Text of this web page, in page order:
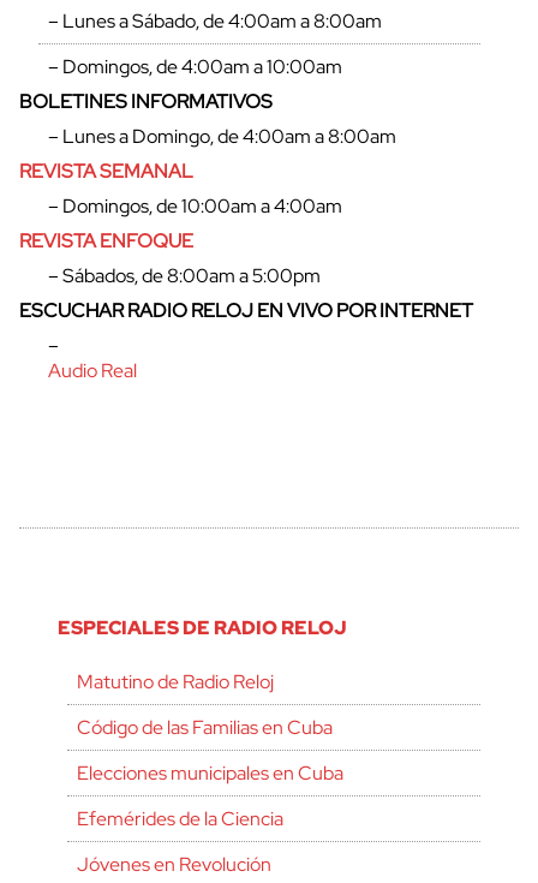
cerrar
– Lunes a Sábado, de 4:00am a 8:00am
– Domingos, de 4:00am a 10:00am
BOLETINES INFORMATIVOS
– Lunes a Domingo, de 4:00am a 8:00am
REVISTA SEMANAL
– Domingos, de 10:00am a 4:00am
REVISTA ENFOQUE
– Sábados, de 8:00am a 5:00pm
ESCUCHAR RADIO RELOJ EN VIVO POR INTERNET
–
Audio Real
ESPECIALES DE RADIO RELOJ
Matutino de Radio Reloj
Código de las Familias en Cuba
Elecciones municipales en Cuba
Efemérides de la Ciencia
Jóvenes en Revolución